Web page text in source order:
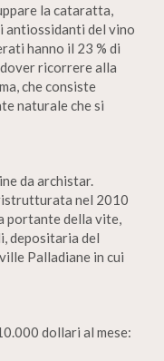
la cataratta,
antiossidanti del vino
hanno il 23 % di
ricorrere alla
che consiste
naturale che si
da archistar.
nel 2010
portante della vite,
depositaria del
Palladiane in cui
dollari al mese: